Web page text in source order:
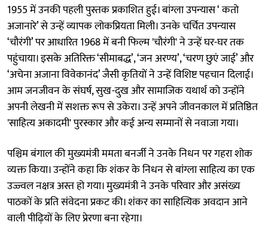
1955 में उनकी पहली पुस्तक प्रकाशित हुई। बांग्ला उपन्यास ‘ कतो
अजानारे’ से उन्हें व्यापक लोकप्रियता मिली। उनके चर्चित उपन्यास
‘चौरंगी’ पर आधारित 1968 में बनी फिल्म 'चौरंगी' ने उन्हें घर-घर तक
पहुंचाया। इसके अतिरिक्त ‘सीमाबद्ध’, ‘जन अरण्य’, ‘चरण छुएं जाई’ और
‘अचेना अजाना विवेकानंद’ जैसी कृतियों ने उन्हें विशिष्ट पहचान दिलाई।
आम जनजीवन के संघर्ष, सुख-दुख और सामाजिक यथार्थ को उन्होंने
अपनी लेखनी में सशक्त रूप से उकेरा। उन्हें अपने जीवनकाल में प्रतिष्ठित
'साहित्य अकादमी' पुरस्कार और कई अन्य सम्मानों से नवाजा गया।
पश्चिम बंगाल की मुख्यमंत्री ममता बनर्जी ने उनके निधन पर गहरा शोक
व्यक्त किया। उन्होंने कहा कि शंकर के निधन से बांग्ला साहित्य का एक
उज्ज्वल नक्षत्र अस्त हो गया। मुख्यमंत्री ने उनके परिवार और असंख्य
पाठकों के प्रति संवेदना प्रकट की। शंकर का साहित्यिक अवदान आने
वाली पीढ़ियों के लिए प्रेरणा बना रहेगा।